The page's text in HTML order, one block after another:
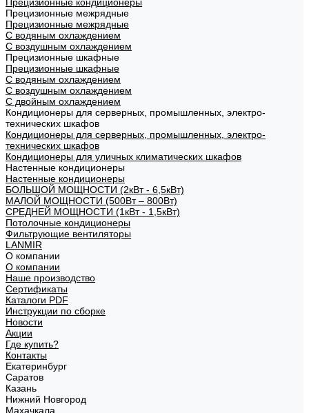
Прецизионные межрядные
Прецизионные межрядные
С водяным охлаждением
С воздушным охлаждением
Прецизионные шкафные
Прецизионные шкафные
С водяным охлаждением
С воздушным охлаждением
С двойным охлаждением
Кондиционеры для серверных, промышленных, электро-
технических шкафов
Кондиционеры для серверных, промышленных, электро-
технических шкафов
Кондиционеры для уличных климатических шкафов
Настенные кондиционеры
Настенные кондиционеры
БОЛЬШОЙ МОЩНОСТИ (2кВт - 6,5кВт)
МАЛОЙ МОЩНОСТИ (500Вт – 800Вт)
СРЕДНЕЙ МОЩНОСТИ (1кВт - 1,5кВт)
Потолочные кондиционеры
Фильтрующие вентиляторы
LANMIR
О компании
О компании
Наше производство
Сертификаты
Каталоги PDF
Инструкции по сборке
Новости
Акции
Где купить?
Контакты
Екатеринбург
Саратов
Казань
Нижний Новгород
Махачкала